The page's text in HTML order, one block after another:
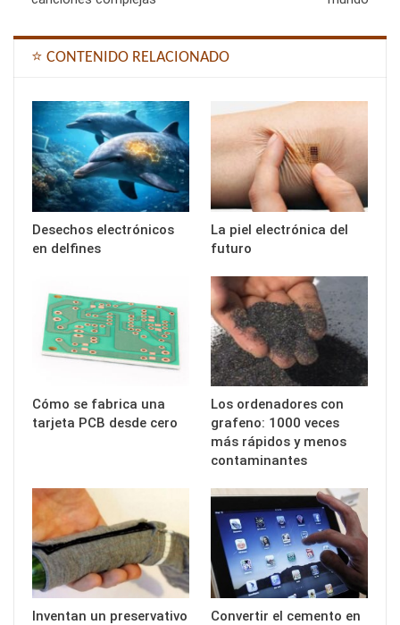
⭐ CONTENIDO RELACIONADO
Desechos electrónicos
en delfines
La piel electrónica del
futuro
Cómo se fabrica una
tarjeta PCB desde cero
Los ordenadores con
grafeno: 1000 veces
más rápidos y menos
contaminantes
Inventan un preservativo
Convertir el cemento en